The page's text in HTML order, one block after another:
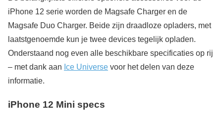
iPhone 12 serie worden de Magsafe Charger en de
Magsafe Duo Charger. Beide zijn draadloze opladers, met
laatstgenoemde kun je twee devices tegelijk opladen.
Onderstaand nog even alle beschikbare specificaties op rij
– met dank aan Ice Universe voor het delen van deze
informatie.
iPhone 12 Mini specs